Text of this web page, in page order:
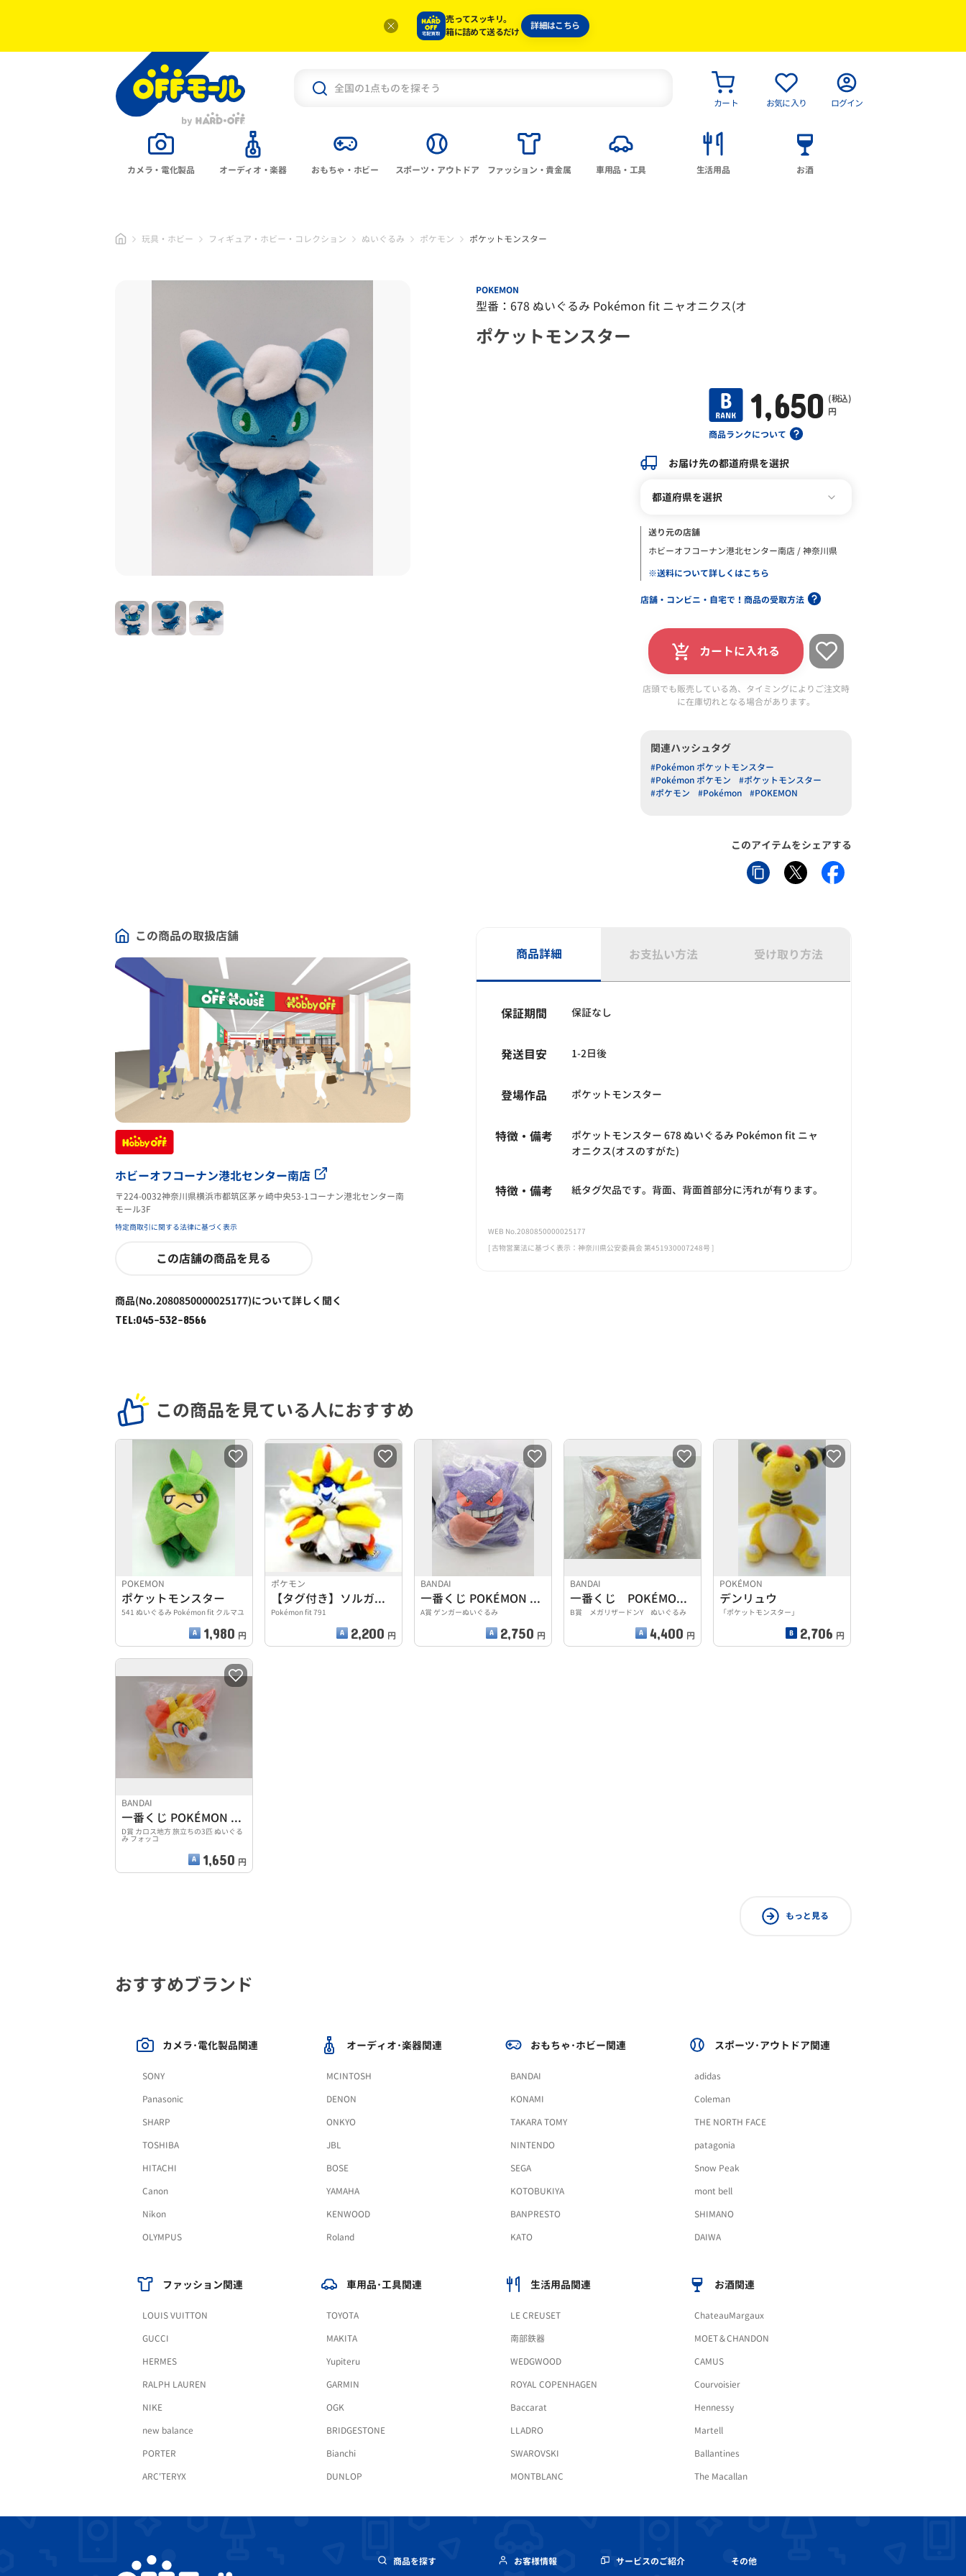
売ってスッキリ。
箱に詰めて送るだけ
詳細はこちら
カート お気に入り ログイン
カメラ・電化製品 オーディオ・楽器 おもちゃ・ホビー スポーツ・アウトドア ファッション・貴金属 車用品・工具 生活用品 お酒
玩具・ホビー フィギュア・ホビー・コレクション ぬいぐるみ ポケモン ポケットモンスター
POKEMON
型番：678 ぬいぐるみ Pokémon fit ニャオニクス(オ
ポケットモンスター
商品ランクについて
1,650 (税込)
円
お届け先の都道府県を選択
都道府県を選択
送り元の店舗
ホビーオフコーナン港北センター南店 / 神奈川県
※送料について詳しくはこちら
店舗・コンビニ・自宅で！商品の受取方法
カートに入れる
店頭でも販売している為、タイミングによりご注文時
に在庫切れとなる場合があります。
関連ハッシュタグ
#Pokémon ポケットモンスター
#Pokémon ポケモン
#ポケットモンスター
#ポケモン
#Pokémon #POKEMON
このアイテムをシェアする
この商品の取扱店舗
ホビーオフコーナン港北センター南店
〒224-0032神奈川県横浜市都筑区茅ヶ崎中央53-1コーナン港北センター南
モール3F
特定商取引に関する法律に基づく表示
この店舗の商品を見る
商品(No.2080850000025177)について詳しく聞く
TEL:045-532-8566
商品詳細 お支払い方法 受け取り方法
保証期間 保証なし
発送目安 1-2日後
登場作品 ポケットモンスター
特徴・備考
ポケットモンスター 678 ぬいぐるみ Pokémon fit ニャ
オニクス(オスのすがた)
特徴・備考 紙タグ欠品です。背面、背面首部分に汚れが有ります。
WEB No.2080850000025177
[ 古物営業法に基づく表示：神奈川県公安委員会 第451930007248号 ]
この商品を見ている人におすすめ
POKEMON
ポケットモンスター
541 ぬいぐるみ Pokémon fit クルマユ
1,980 円
ポケモン
【タグ付き】ソルガレオ ぬいぐるみ
Pokémon fit 791
2,200 円
BANDAI
一番くじ POKÉMON TYPE:GHOST
A賞 ゲンガーぬいぐるみ
2,750 円
BANDAI
一番くじ POKÉMON メガシンカ
B賞 メガリザードンY ぬいぐるみ
4,400 円
POKÉMON
デンリュウ
「ポケットモンスター」
2,706 円
BANDAI
一番くじ POKÉMON 30TH ANNIVERSARY
D賞 カロス地方 旅立ちの3匹 ぬいぐる
み フォッコ
1,650 円
もっと見る
おすすめブランド
カメラ･電化製品関連
SONY
Panasonic
SHARP
TOSHIBA
HITACHI
Canon
Nikon
OLYMPUS
オーディオ･楽器関連
MCINTOSH
DENON
ONKYO
JBL
BOSE
YAMAHA
KENWOOD
Roland
おもちゃ･ホビー関連
BANDAI
KONAMI
TAKARA TOMY
NINTENDO
SEGA
KOTOBUKIYA
BANPRESTO
KATO
スポーツ･アウトドア関連
adidas
Coleman
THE NORTH FACE
patagonia
Snow Peak
mont bell
SHIMANO
DAIWA
ファッション関連
LOUIS VUITTON
GUCCI
HERMES
RALPH LAUREN
NIKE
new balance
PORTER
ARC'TERYX
車用品･工具関連
TOYOTA
MAKITA
Yupiteru
GARMIN
OGK
BRIDGESTONE
Bianchi
DUNLOP
生活用品関連
LE CREUSET
南部鉄器
WEDGWOOD
ROYAL COPENHAGEN
Baccarat
LLADRO
SWAROVSKI
MONTBLANC
お酒関連
ChateauMargaux
MOET＆CHANDON
CAMUS
Courvoisier
Hennessy
Martell
Ballantines
The Macallan
商品を探す お客様情報 サービスのご紹介 その他